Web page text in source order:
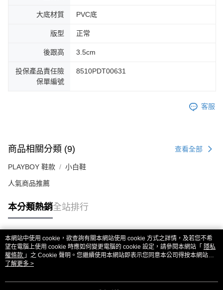
大底材質 PVC底
版型 正常
後跟高 3.5cm
投保產品責任險
保單編號
8510PDT00631
客服
商品相關分類 (9) 查看全部
PLAYBOY 鞋款 小白鞋
人氣商品推薦
本分類熱銷全站排行
熱門標籤
本網站中使用 cookie，欲查詢有關本網站使用 cookie 方式之詳情，及若您不希
望在電腦上使用 cookie 時應如何變更電腦的 cookie 設定，請參閱本網站「 隱私
權條款 」之 Cookie 聲明。您繼續使用本網站即表示您同意本公司得按本網站使
用條款之 Cookie 聲明使用 cookie。
了解更多 >